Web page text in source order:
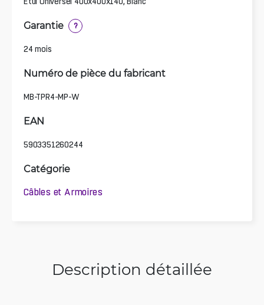
Garantie ?
24 mois
Numéro de pièce du fabricant
MB-TPR4-MP-W
EAN
5903351260244
Catégorie
Câbles et Armoires
Description détaillée